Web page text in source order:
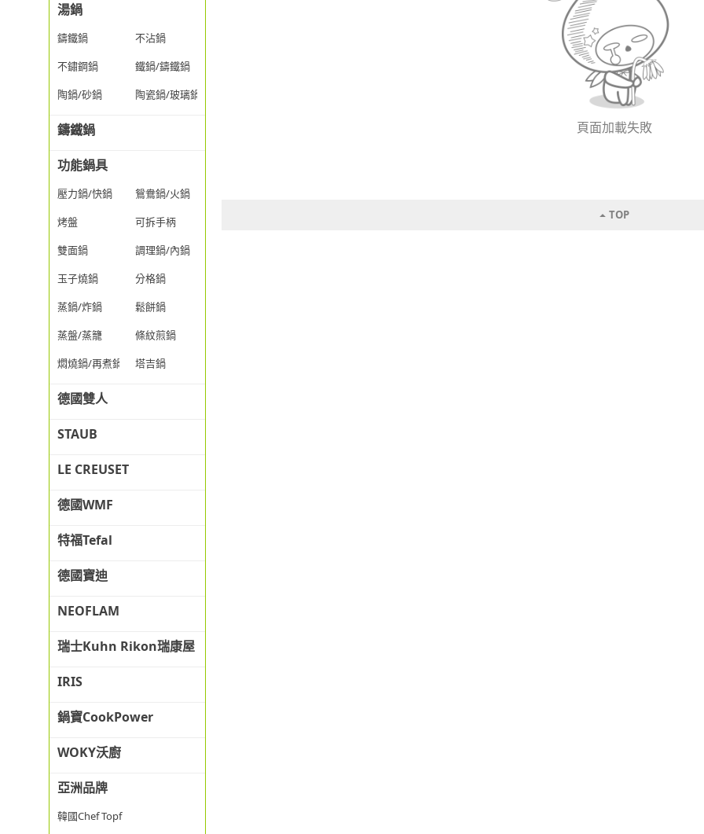
湯鍋
鑄鐵鍋
不沾鍋
不鏽鋼鍋
鐵鍋/鑄鐵鍋
陶鍋/砂鍋
陶瓷鍋/玻璃鍋/透明鍋
鑄鐵鍋
功能鍋具
壓力鍋/快鍋
鴛鴦鍋/火鍋
烤盤
可拆手柄
雙面鍋
調理鍋/內鍋
玉子燒鍋
分格鍋
蒸鍋/炸鍋
鬆餅鍋
蒸盤/蒸籠
條紋煎鍋
燜燒鍋/再煮鍋
塔吉鍋
德國雙人
STAUB
LE CREUSET
德國WMF
特福Tefal
德國寶迪
NEOFLAM
瑞士Kuhn Rikon瑞康屋
IRIS
鍋寶CookPower
WOKY沃廚
亞洲品牌
韓國Chef Topf
頁面加載失敗
TOP